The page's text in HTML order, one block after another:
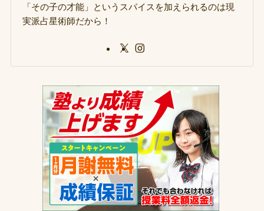
「その子の才能」というスパイスを加えられるのは現
実派占星術師だから！